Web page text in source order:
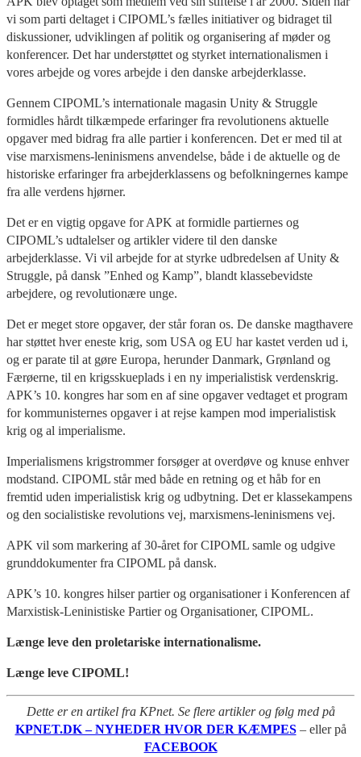
vi som parti deltaget i CIPOML’s fælles initiativer og bidraget til
diskussioner, udviklingen af politik og organisering af møder og
konferencer. Det har understøttet og styrket internationalismen i
vores arbejde og vores arbejde i den danske arbejderklasse.
Gennem CIPOML’s internationale magasin Unity & Struggle
formidles hårdt tilkæmpede erfaringer fra revolutionens aktuelle
opgaver med bidrag fra alle partier i konferencen. Det er med til at
vise marxismens-leninismens anvendelse, både i de aktuelle og de
historiske erfaringer fra arbejderklassens og befolkningernes kampe
fra alle verdens hjørner.
Det er en vigtig opgave for APK at formidle partiernes og
CIPOML’s udtalelser og artikler videre til den danske
arbejderklasse. Vi vil arbejde for at styrke udbredelsen af Unity &
Struggle, på dansk ”Enhed og Kamp”, blandt klassebevidste
arbejdere, og revolutionære unge.
Det er meget store opgaver, der står foran os. De danske magthavere
har støttet hver eneste krig, som USA og EU har kastet verden ud i,
og er parate til at gøre Europa, herunder Danmark, Grønland og
Færøerne, til en krigsskueplads i en ny imperialistisk verdenskrig.
APK’s 10. kongres har som en af sine opgaver vedtaget et program
for kommunisternes opgaver i at rejse kampen mod imperialistisk
krig og al imperialisme.
Imperialismens krigstrommer forsøger at overdøve og knuse enhver
modstand. CIPOML står med både en retning og et håb for en
fremtid uden imperialistisk krig og udbytning. Det er klassekampens
og den socialistiske revolutions vej, marxismens-leninismens vej.
APK vil som markering af 30-året for CIPOML samle og udgive
grunddokumenter fra CIPOML på dansk.
APK’s 10. kongres hilser partier og organisationer i Konferencen af
Marxistisk-Leninistiske Partier og Organisationer, CIPOML.
Længe leve den proletariske internationalisme.
Længe leve CIPOML!
Dette er en artikel fra KPnet. Se flere artikler og følg med på
KPNET.DK – NYHEDER HVOR DER KÆMPES – eller på
FACEBOOK